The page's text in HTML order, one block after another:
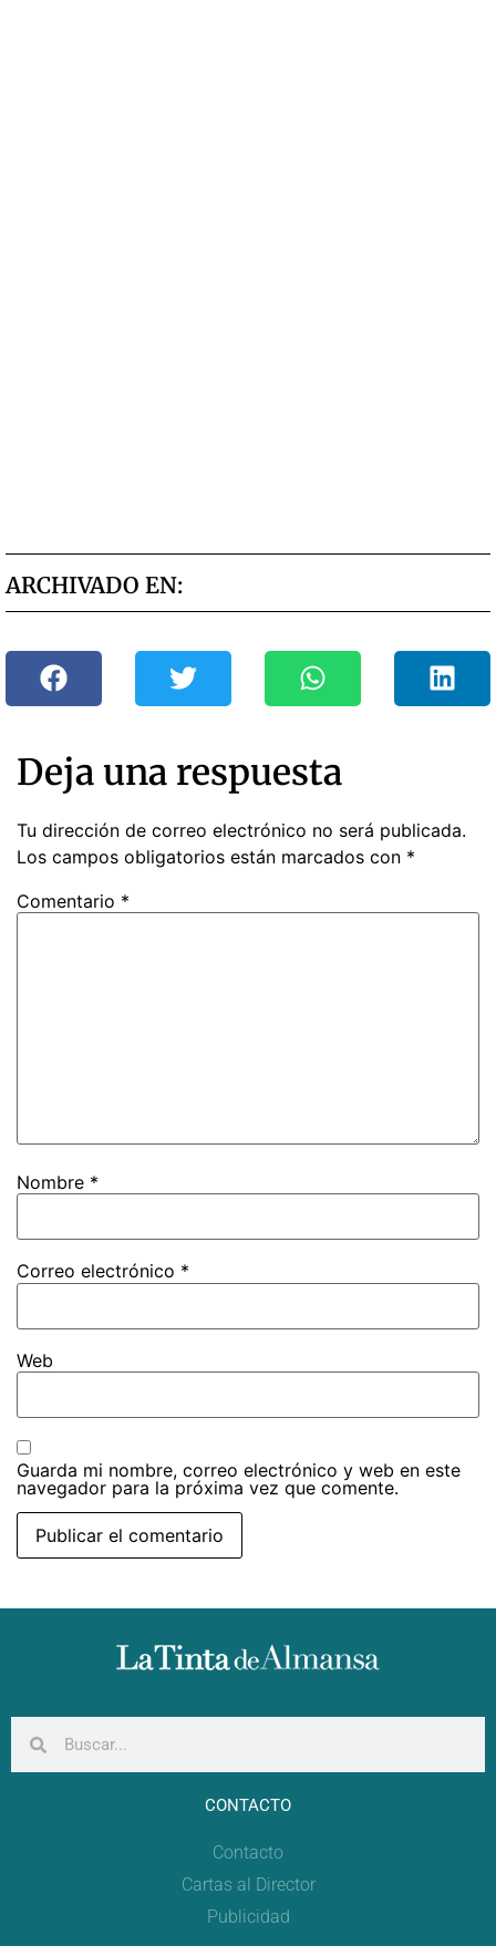
ARCHIVADO EN:
Deja una respuesta
Tu dirección de correo electrónico no será publicada.
Los campos obligatorios están marcados con *
Comentario *
Nombre *
Correo electrónico *
Web
Guarda mi nombre, correo electrónico y web en este
navegador para la próxima vez que comente.
CONTACTO
Contacto
Cartas al Director
Publicidad